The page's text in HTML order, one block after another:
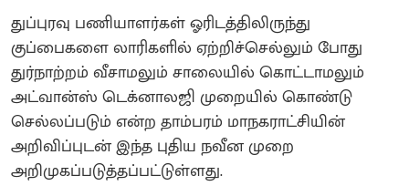
துப்புரவு பணியாளர்கள் ஓரிடத்திலிருந்து
குப்பைகளை லாரிகளில் ஏற்றிச்செல்லும் போது
துர்நாற்றம் வீசாமலும் சாலையில் கொட்டாமலும்
அட்வான்ஸ் டெக்னாலஜி முறையில் கொண்டு
செல்லப்படும் என்ற தாம்பரம் மாநகராட்சியின்
அறிவிப்புடன் இந்த புதிய நவீன முறை
அறிமுகப்படுத்தப்பட்டுள்ளது.